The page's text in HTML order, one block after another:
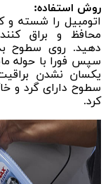
روش استفاده:
اتومبیل را شسته و
محافظ و براق
دهید. روی سطوح
سپس فورا با حوله
یکسان نشدن
سطوح دارای گرد و
کرد.